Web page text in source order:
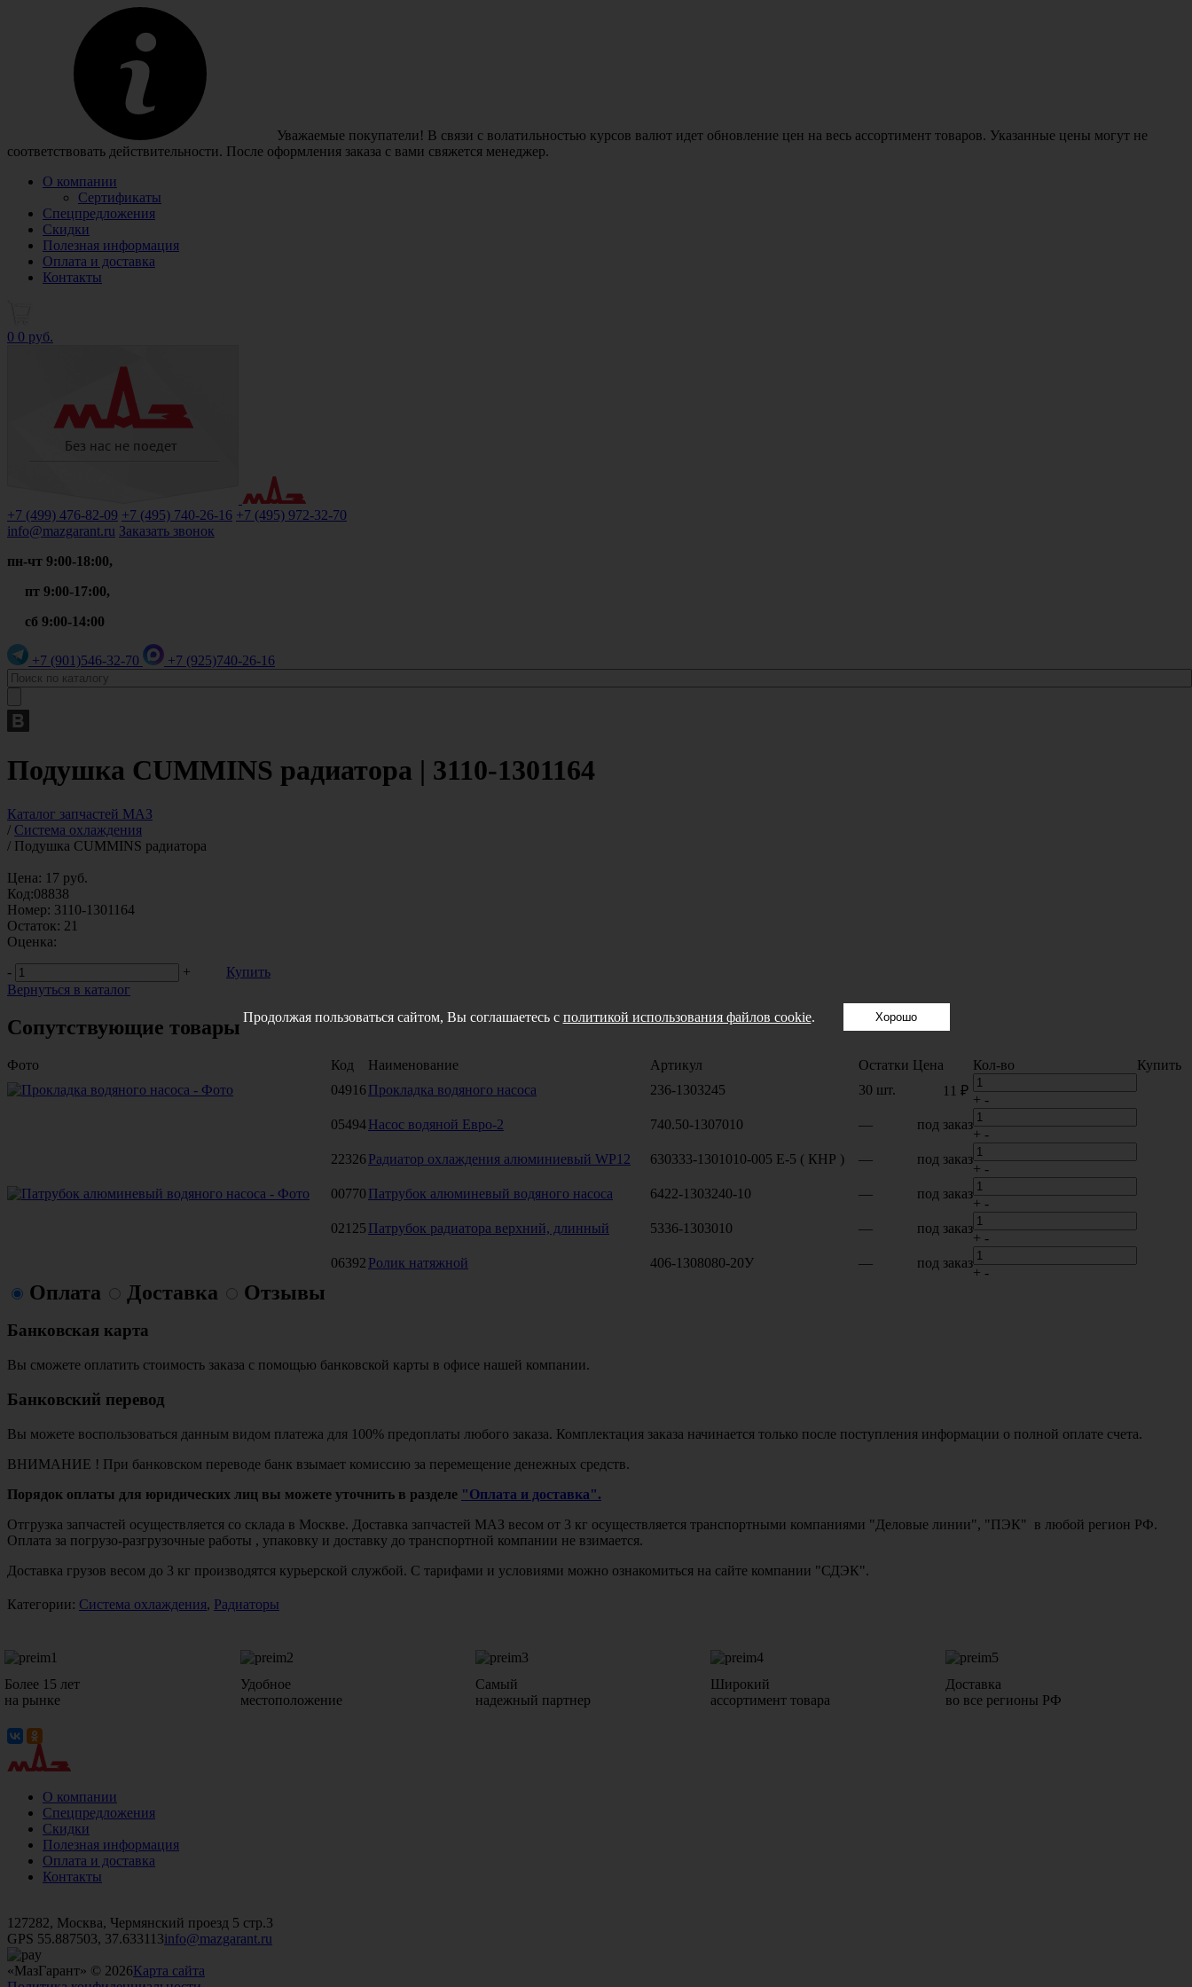
Уважаемые покупатели! В связи с волатильностью курсов валют идет обновление цен на весь ассортимент товаров. Указанные цены могут не
соответствовать действительности. После оформления заказа с вами свяжется менеджер.
О компании
Сертификаты
Спецпредложения
Скидки
Полезная информация
Оплата и доставка
Контакты
0 0 руб.
+7 (499) 476-82-09 +7 (495) 740-26-16 +7 (495) 972-32-70
info@mazgarant.ru Заказать звонок
пн-чт 9:00-18:00,
пт 9:00-17:00,
сб 9:00-14:00
+7 (901)546-32-70 +7 (925)740-26-16
Подушка CUMMINS радиатора | 3110-1301164
Каталог запчастей МАЗ
/ Система охлаждения
/ Подушка CUMMINS радиатора
Цена: 17 руб.
Код:08838
Номер: 3110-1301164
Остаток: 21
Оценка:
-
+
Купить
Вернуться в каталог
Сопутствующие товары
Фото Код Наименование Артикул Остатки Цена Кол-во
Купить
04916Прокладка водяного насоса 236-1303245 30 шт. 11 ₽
+ -
05494Насос водяной Евро-2 740.50-1307010 — под заказ
+ -
22326Радиатор охлаждения алюминиевый WP12 630333-1301010-005 Е-5 ( КНР ) — под заказ
+ -
00770 Патрубок алюминевый водяного насоса 6422-1303240-10 — под заказ
+ -
02125 Патрубок радиатора верхний, длинный 5336-1303010 — под заказ
+ -
06392 Ролик натяжной 406-1308080-20У — под заказ
+ -
Оплата Доставка Отзывы
Банковская карта
Вы сможете оплатить стоимость заказа с помощью банковской карты в офисе нашей компании.
Банковский перевод
Вы можете воспользоваться данным видом платежа для 100% предоплаты любого заказа. Комплектация заказа начинается только после поступления информации о полной оплате счета.
ВНИМАНИЕ ! При банковском переводе банк взымает комиссию за перемещение денежных средств.
Порядок оплаты для юридических лиц вы можете уточнить в разделе "Оплата и доставка".
Отгрузка запчастей осуществляется со склада в Москве. Доставка запчастей МАЗ весом от 3 кг осуществляется транспортными компаниями "Деловые линии", "ПЭК" в любой регион РФ.
Оплата за погрузо-разгрузочные работы , упаковку и доставку до транспортной компании не взимается.
Доставка грузов весом до 3 кг производятся курьерской службой. С тарифами и условиями можно ознакомиться на сайте компании "СДЭК".
Категории: Система охлаждения, Радиаторы
Более 15 лет
на рынке
Удобное
местоположение
Самый
надежный партнер
Широкий
ассортимент товара
Доставка
во все регионы РФ
О компании
Спецпредложения
Скидки
Полезная информация
Оплата и доставка
Контакты
127282, Москва, Чермянский проезд 5 стр.3
GPS 55.887503, 37.633113info@mazgarant.ru
«МазГарант» © 2026Карта сайта
Продолжая пользоваться сайтом, Вы соглашаетесь с политикой использования файлов cookie. Хорошо